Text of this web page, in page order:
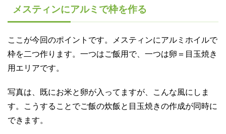
メスティンにアルミで枠を作る
ここが今回のポイントです。
メスティンにアルミホイルで
枠を二つ作ります。 一つはご飯用で、一つは卵＝目玉焼き
用エリアです。
写真は、既にお米と卵が入ってますが、こんな風にしま
す。こうすることでご飯の炊飯と目玉焼きの作成が同時に
できます。